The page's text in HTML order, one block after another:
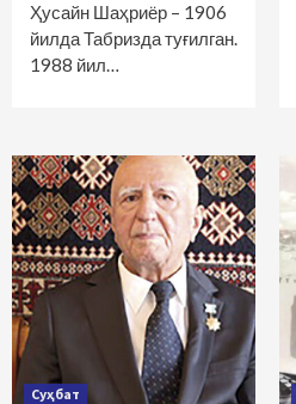
Ҳусайн Шаҳриёр – 1906
йилда Табризда туғилган.
1988 йил…
Суҳбат